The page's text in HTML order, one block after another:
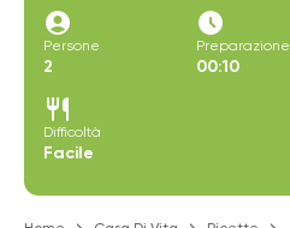
account_circle
Persone
2
access_time_filled
Preparazione
00:10
restaurant
Difficoltà
Facile